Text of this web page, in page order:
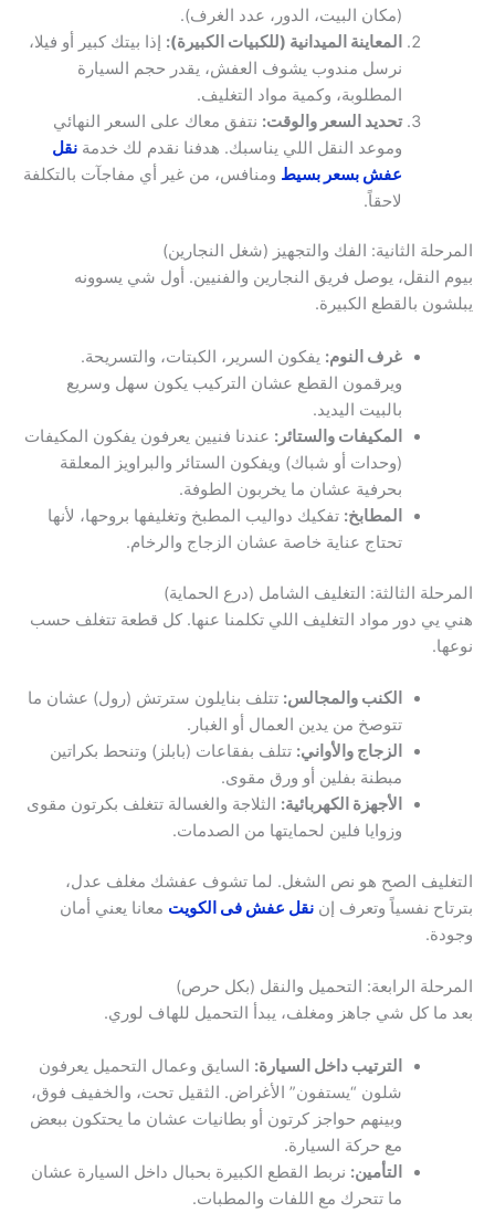
(مكان البيت، الدور، عدد الغرف).
المعاينة الميدانية (للكبيات الكبيرة): إذا بيتك كبير أو فيلا،
نرسل مندوب يشوف العفش، يقدر حجم السيارة
المطلوبة، وكمية مواد التغليف.
تحديد السعر والوقت: نتفق معاك على السعر النهائي
وموعد النقل اللي يناسبك. هدفنا نقدم لك خدمة نقل
عفش بسعر بسيط ومنافس، من غير أي مفاجآت بالتكلفة
لاحقاً.
المرحلة الثانية: الفك والتجهيز (شغل النجارين)
بيوم النقل، يوصل فريق النجارين والفنيين. أول شي يسوونه
يبلشون بالقطع الكبيرة.
غرف النوم: يفكون السرير، الكبتات، والتسريحة.
ويرقمون القطع عشان التركيب يكون سهل وسريع
بالبيت اليديد.
المكيفات والستائر: عندنا فنيين يعرفون يفكون المكيفات
(وحدات أو شباك) ويفكون الستائر والبراويز المعلقة
بحرفية عشان ما يخربون الطوفة.
المطابخ: تفكيك دواليب المطبخ وتغليفها بروحها، لأنها
تحتاج عناية خاصة عشان الزجاج والرخام.
المرحلة الثالثة: التغليف الشامل (درع الحماية)
هني يي دور مواد التغليف اللي تكلمنا عنها. كل قطعة تتغلف حسب
نوعها.
الكنب والمجالس: تتلف بنايلون سترتش (رول) عشان ما
تتوصخ من يدين العمال أو الغبار.
الزجاج والأواني: تتلف بفقاعات (بابلز) وتنحط بكراتين
مبطنة بفلين أو ورق مقوى.
الأجهزة الكهربائية: الثلاجة والغسالة تتغلف بكرتون مقوى
وزوايا فلين لحمايتها من الصدمات.
التغليف الصح هو نص الشغل. لما تشوف عفشك مغلف عدل،
بترتاح نفسياً وتعرف إن نقل عفش فى الكويت معانا يعني أمان
وجودة.
المرحلة الرابعة: التحميل والنقل (بكل حرص)
بعد ما كل شي جاهز ومغلف، يبدأ التحميل للهاف لوري.
الترتيب داخل السيارة: السايق وعمال التحميل يعرفون
شلون “يستفون” الأغراض. الثقيل تحت، والخفيف فوق،
وبينهم حواجز كرتون أو بطانيات عشان ما يحتكون ببعض
مع حركة السيارة.
التأمين: نربط القطع الكبيرة بحبال داخل السيارة عشان
ما تتحرك مع اللفات والمطبات.